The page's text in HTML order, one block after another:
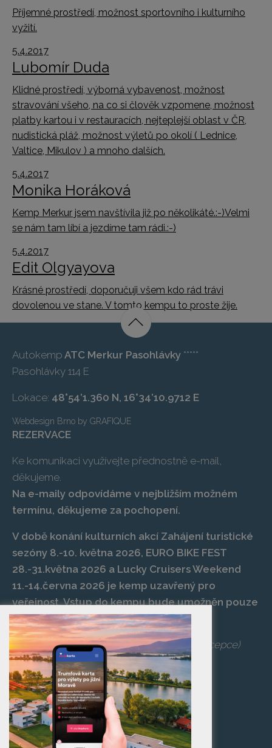
Příjemné prostředí, možnost sportovního i kulturního
vyžití.
5.4.2017
Lubomír Duda
Klidné prostředí, výborná vybavenost, možnost
stravování všeho, na co si člověk vzpomene, možnost
platby kartou i v restauracích, nejteplejší oblast v ČR,
nudistická pláž, možnost výletů po okolí ( Lednice,
Valtice, Mikulov ) a mnoho dalších.
5.4.2017
Monika Horáková
Kemp Merkur jsem navštívila již po několikáté.:-)Velmi
se nám tam líbí a jezdíme tam rádi.:-)
5.4.2017
Edit Olgyayova
Krásné prostředí, doporučuji všem kdo rád trávi
dovolenou ve stane. V tomto kempu to proste žije.
Autokemp ATC Merkur Pasohlávky *****
Pasohlávky 114 E
Lokace: 48°54’1.360 N, 16°34’10.9712 E
Webdesign Brno by GRAFIQUE
REZERVACE
Ke komunikaci využívejte přednostně e-mail,
děkujeme.
Na e-maily odpovídáme v nejbližším možném
termínu, děkujeme za pochopení.
V době konání kulturních akcí Zahájení turistické
sezóny 8.-10. května 2026, EURO BIKE FEST
28.-31.května 2026 a Lucky Cruisers Weekend
11.-14.června 2026 je kemp uzavřený pro
veřejnost. Vstup do kempu bude umožněn pouze
po zaplacení vstupenky na danou akci.
Telefon:+420 519 427 714,539 029 266
(recepce)
E-mail:camp@pasohlavky.cz
SPOJTE SE S NÁMI